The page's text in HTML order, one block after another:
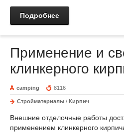
Подробнее
Применение и
клинкерного
camping 8116
Стройматериалы / Кирпич
Внешние отделочные работы
применением клинкерного